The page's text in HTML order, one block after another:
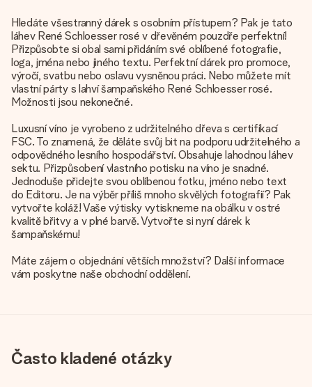
Hledáte všestranný dárek s osobním přístupem? Pak je tato
láhev René Schloesser rosé v dřevěném pouzdře perfektní!
Přizpůsobte si obal sami přidáním své oblíbené fotografie,
loga, jména nebo jiného textu. Perfektní dárek pro promoce,
výročí, svatbu nebo oslavu vysněnou práci. Nebo můžete mít
vlastní párty s lahví šampaňského René Schloesser rosé.
Možnosti jsou nekonečné.
Luxusní víno je vyrobeno z udržitelného dřeva s certifikací
FSC. To znamená, že děláte svůj bit na podporu udržitelného a
odpovědného lesního hospodářství. Obsahuje lahodnou láhev
sektu. Přizpůsobení vlastního potisku na víno je snadné.
Jednoduše přidejte svou oblíbenou fotku, jméno nebo text
do Editoru. Je na výběr příliš mnoho skvělých fotografií? Pak
vytvořte koláž! Vaše výtisky vytiskneme na obálku v ostré
kvalitě břitvy a v plné barvě. Vytvořte si nyní dárek k
šampaňskému!
Máte zájem o objednání větších množství? Další informace
vám poskytne naše obchodní oddělení.
Často kladené otázky